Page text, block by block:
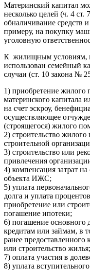
Материнский капитал
несколько целей (ч. 4
обналичивание средств
примеру, на покупку
уголовную
К жилищным условиям,
использован семейный
случаи (ст. 10 закона №
1) приобретение жилого
материнского капитала
на счет эскроу,
осуществляющее
(строящегося) жилого
2) строительство
строительной
3) строительство или
привлечения
4) компенсация затрат
объекта ИЖС;
5) уплата
долга и уплата
приобретение или
погашение ипотеки;
6) погашение основного
кредитам или займам, в
ранее предоставленного
или строительство жилья;
7) оплата участия в
8) уплата